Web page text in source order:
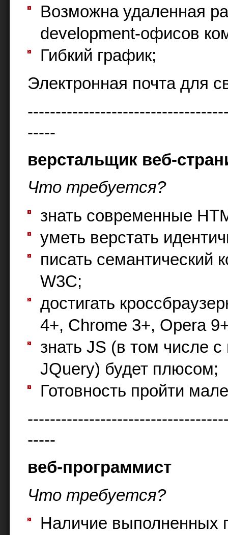
Возможна удаленная
development-офисов
Гибкий график;
Электронная почта для
-----
верстальщик веб-
Что требуется?
знать современные
уметь верстать
писать семантический
W3C;
достигать
4+, Chrome 3+, Opera
знать JS (в том числе
JQuery) будет плюсом;
Готовность пройти
-----
веб-программист
Что требуется?
Наличие выполненных